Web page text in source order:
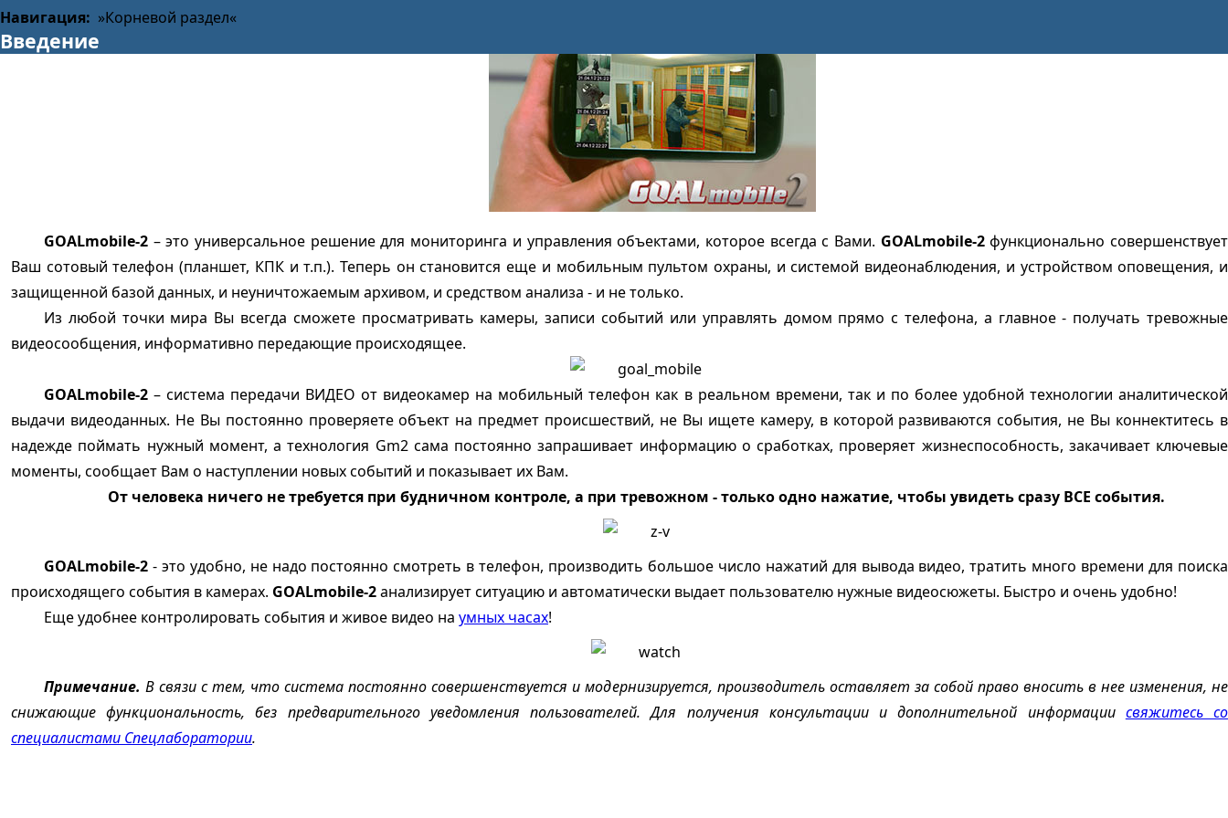
Навигация: »Корневой раздел«
Введение
GOALmobile-2 – это универсальное решение для мониторинга и управления объектами, которое всегда с Вами. GOALmobile-2функционально совершенствует
Ваш сотовый телефон (планшет, КПК и т.п.). Теперь он становится еще и мобильным пультом охраны, и системой видеонаблюдения, и устройством оповещения, и
защищенной базой данных, и неуничтожаемым архивом, и средством анализа - и не только.
Из любой точки мира Вы всегда сможете просматривать камеры, записи событий или управлять домом прямо с телефона, а главное - получать тревожные
видеосообщения, информативно передающие проиcходящее.
GOALmobile-2 – система передачи ВИДЕО от видеокамер на мобильный телефон как в реальном времени, так и по более удобной технологии аналитической
выдачи видеоданных. Не Вы постоянно проверяете объект на предмет происшествий, не Вы ищете камеру, в которой развиваются события, не Вы коннектитесь в
надежде поймать нужный момент, а технология Gm2 сама постоянно запрашивает информацию о сработках, проверяет жизнеспособность, закачивает ключевые
моменты, сообщает Вам о наступлении новых событий и показывает их Вам.
От человека ничего не требуется при будничном контроле, а при тревожном - только одно нажатие, чтобы увидеть сразу ВСЕ события.
GOALmobile-2 - это удобно, не надо постоянно смотреть в телефон, производить большое число нажатий для вывода видео, тратить много времени для поиска
происходящего события в камерах. GOALmobile-2анализирует ситуацию и автоматически выдает пользователю нужные видеосюжеты. Быстро и очень удобно!
Еще удобнее контролировать события и живое видео на умных часах!
Примечание. В связи с тем, что система постоянно совершенствуется и модернизируется, производитель оставляет за собой право вносить в нее изменения, не
снижающие функциональность, без предварительного уведомления пользователей. Для получения консультации и дополнительной информации свяжитесь со
специалистами Спецлаборатории.